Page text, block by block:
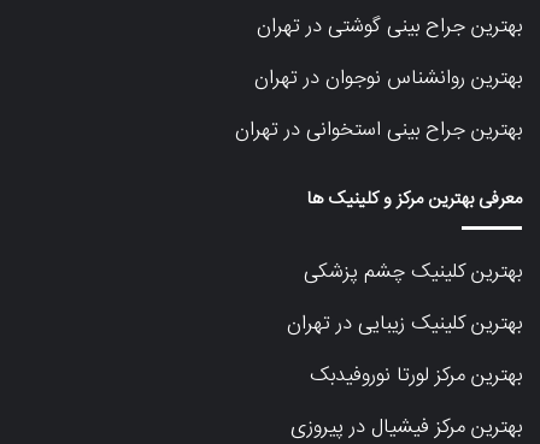
بهترین جراح بینی گوشتی در تهران
بهترین روانشناس نوجوان در تهران
بهترین جراح بینی استخوانی در تهران
معرفی بهترین مرکز و کلینیک ها
بهترین کلینیک چشم پزشکی
بهترین کلینیک زیبایی در تهران
بهترین مرکز لورتا نوروفیدبک
بهترین مرکز فیشیال در پیروزی